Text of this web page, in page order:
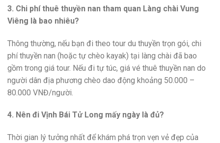
3. Chi phí thuê thuyền nan tham quan Làng chài Vung
Viêng là bao nhiêu?
Thông thường, nếu bạn đi theo tour du thuyền trọn gói, chi
phí thuyền nan (hoặc tự chèo kayak) tại làng chài đã bao
gồm trong giá tour. Nếu đi tự túc, giá vé thuê thuyền nan do
người dân địa phương chèo dao động khoảng 50.000 –
80.000 VNĐ/người.
4. Nên đi Vịnh Bái Tử Long mấy ngày là đủ?
Thời gian lý tưởng nhất để khám phá trọn vẹn vẻ đẹp của